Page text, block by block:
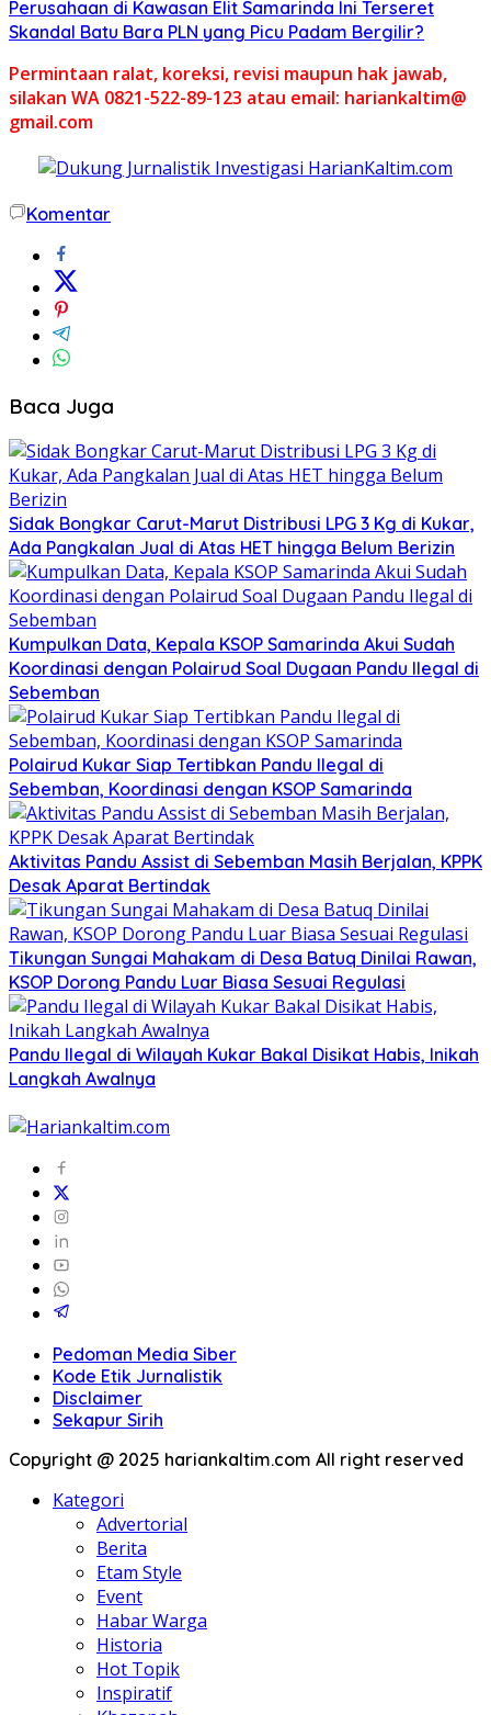
Perusahaan di Kawasan Elit Samarinda Ini Terseret
Skandal Batu Bara PLN yang Picu Padam Bergilir?
Permintaan ralat, koreksi, revisi maupun hak jawab,
silakan WA 0821-522-89-123 atau email: hariankaltim@
gmail.com
Komentar
Baca Juga
Sidak Bongkar Carut-Marut Distribusi LPG 3 Kg di Kukar,
Ada Pangkalan Jual di Atas HET hingga Belum Berizin
Kumpulkan Data, Kepala KSOP Samarinda Akui Sudah
Koordinasi dengan Polairud Soal Dugaan Pandu Ilegal di
Sebemban
Polairud Kukar Siap Tertibkan Pandu Ilegal di
Sebemban, Koordinasi dengan KSOP Samarinda
Aktivitas Pandu Assist di Sebemban Masih Berjalan, KPPK
Desak Aparat Bertindak
Tikungan Sungai Mahakam di Desa Batuq Dinilai Rawan,
KSOP Dorong Pandu Luar Biasa Sesuai Regulasi
Pandu Ilegal di Wilayah Kukar Bakal Disikat Habis, Inikah
Langkah Awalnya
Pedoman Media Siber
Kode Etik Jurnalistik
Disclaimer
Sekapur Sirih
Copyright @ 2025 hariankaltim.com All right reserved
Kategori
Advertorial
Berita
Etam Style
Event
Habar Warga
Historia
Hot Topik
Inspiratif